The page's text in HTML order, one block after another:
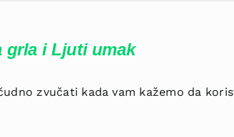
grla i Ljuti umak
zvučati kada vam kažemo da